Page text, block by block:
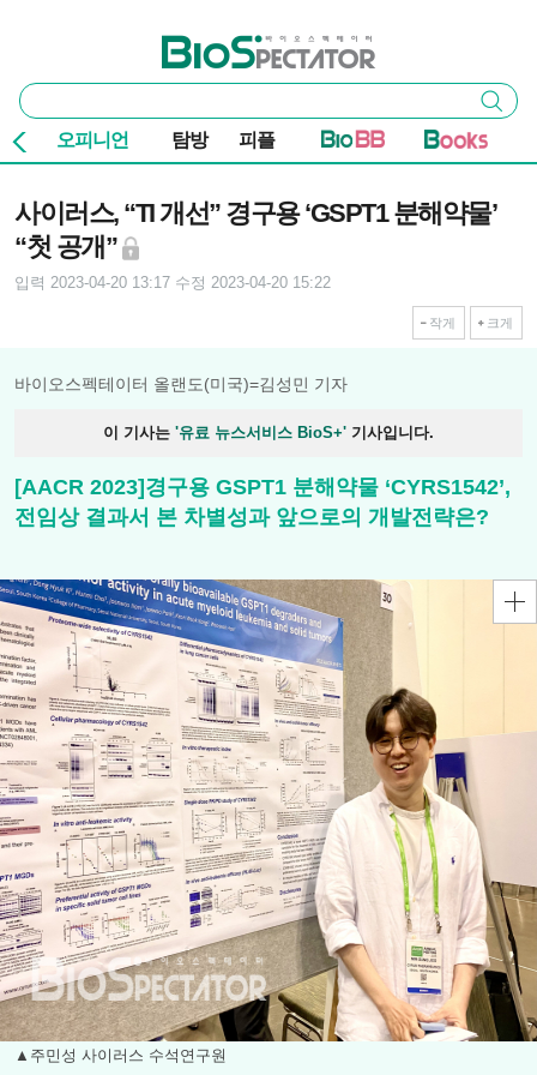
바이오스펙테이터
통
합
검
색
검색
오피니언 탐방 피플
사이러스, “TI 개선” 경구용 ‘GSPT1 분해약물’
“첫 공개”
입력 2023-04-20 13:17 수정 2023-04-20 15:22
작게 크게
바이오스펙테이터 올랜도(미국)=김성민 기자
이 기사는 '유료 뉴스서비스 BioS+' 기사입니다.
[AACR 2023]경구용 GSPT1 분해약물 ‘CYRS1542’,
전임상 결과서 본 차별성과 앞으로의 개발전략은?
▲주민성 사이러스 수석연구원